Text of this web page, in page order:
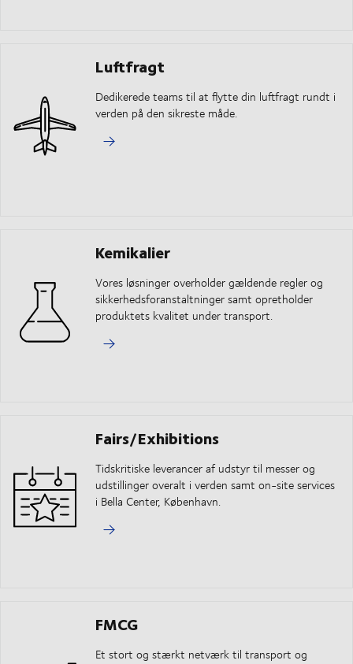
Luftfragt
Dedikerede teams til at flytte din luftfragt rundt i
verden på den sikreste måde.
Kemikalier
Vores løsninger overholder gældende regler og
sikkerhedsforanstaltninger samt opretholder
produktets kvalitet under transport.
Fairs/Exhibitions
Tidskritiske leverancer af udstyr til messer og
udstillinger overalt i verden samt on-site services
i Bella Center, København.
FMCG
Et stort og stærkt netværk til transport og